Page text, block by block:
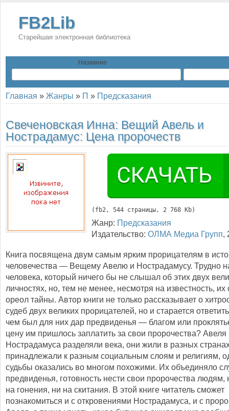
FB2Lib
Старейшая электронная библиотека
Название
Главная » Жанры » П » Предсказания
Свеченовская Инна: Вещий Авель и
Нострадамус: Цена пророчеств
( fb2, 544 страницы, 2 768 Kb)
Жанр: Предсказания
Издательство: ОЛМА Медиа Групп,
Книга посвящена двум самым ярким прорицателям в
человечества — Вещему Авелю и Нострадамусу. Трудно
человека, который ничего бы не слышал об этих двух
личностях, но, тем не менее, несмотря на известность, их
ореол тайны. Автор книги не только рассказывает о
судеб двух великих прорицателей, но и старается
чем был для них дар предвиденья — благом или
цену им пришлось заплатить за свои пророчества? Авеля
Нострадамуса разделяли века, они жили в разных
принадлежали к разным социальным слоям и религиям,
судьбы оказались во многом похожими. Их объединяло
предвиденья, готовность нести свои пророчества людям,
на гонения, ни на скитания. В этой книге читатель сможет
познакомиться и с откровениями Нострадамуса, и с